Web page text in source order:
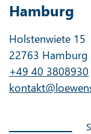
Hamburg
Holstenwiete 15
22763 Hamburg
+49 40 3808930